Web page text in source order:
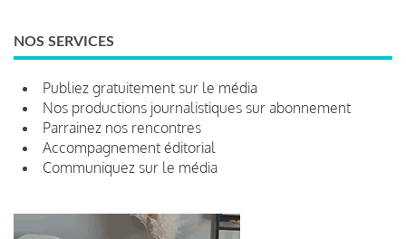
NOS SERVICES
Publiez gratuitement sur le média
Nos productions journalistiques sur abonnement
Parrainez nos rencontres
Accompagnement éditorial
Communiquez sur le média